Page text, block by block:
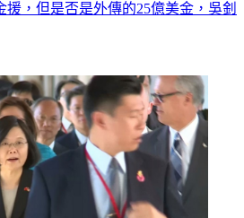
，但是否是外傳的25億美金，吳釗